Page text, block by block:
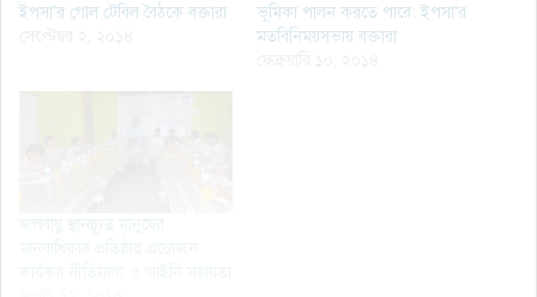
ইপসা'র গোল টেবিল বৈঠকে বক্তারা
ভূমিকা পালন করতে পারে: ইপসা'র
মতবিনিময়সভায় বক্তারা